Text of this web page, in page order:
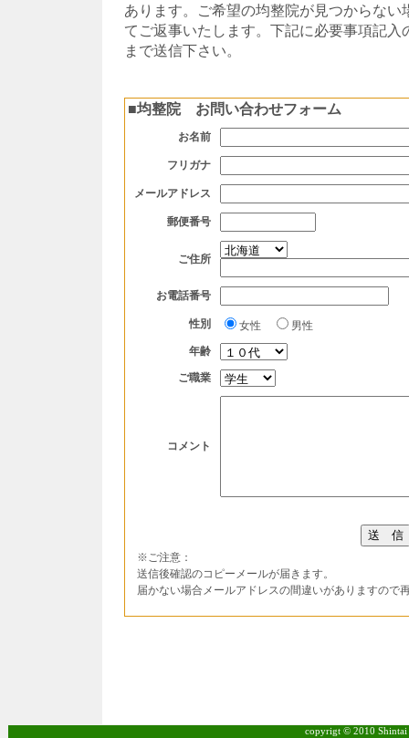
あります。ご希望の均整院が見つからない
てご返事いたします。下記に必要事項記入
まで送信下さい。
■均整院 お問い合わせフォーム
お名前
フリガナ
メールアドレス
郵便番号
ご住所
お電話番号
性別 女性
男性
年齢
ご職業
コメント
※ご注意：
送信後確認のコピーメールが届きます。
届かない場合メールアドレスの間違いがありますので
copyrigt © 2010 Shintai